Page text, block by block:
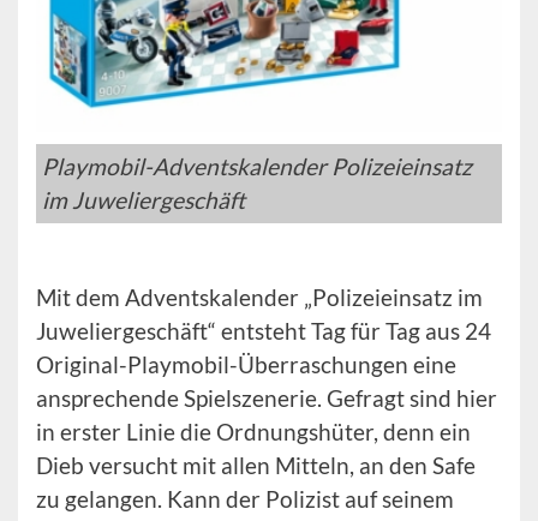
Playmobil-Adventskalender Polizeieinsatz
im Juweliergeschäft
Mit dem Adventskalender „Polizeieinsatz im
Juweliergeschäft“ entsteht Tag für Tag aus 24
Original-Playmobil-Überraschungen eine
ansprechende Spielszenerie. Gefragt sind hier
in erster Linie die Ordnungshüter, denn ein
Dieb versucht mit allen Mitteln, an den Safe
zu gelangen. Kann der Polizist auf seinem